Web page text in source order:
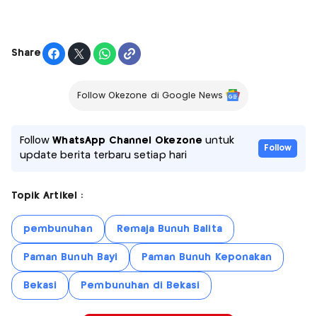
Share
Follow Okezone di Google News
FollowWhatsApp Channel Okezone untuk
update berita terbaru setiap hari
Follow
Topik Artikel :
pembunuhan Remaja Bunuh Balita
Paman Bunuh Bayi Paman Bunuh Keponakan
Bekasi Pembunuhan di Bekasi